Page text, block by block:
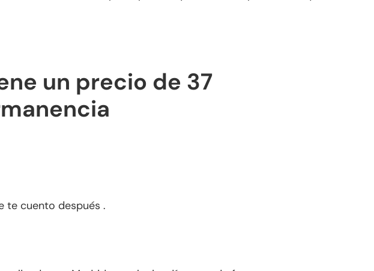
un precio de 37
te cuento después .